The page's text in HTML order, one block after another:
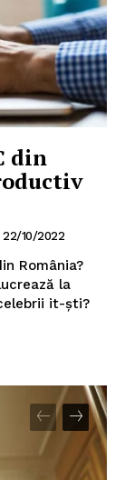
din
22/10/2022
România?
la
it-ști?